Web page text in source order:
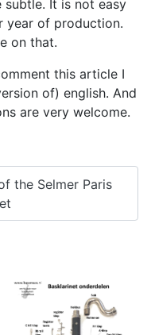
subtle. It is not easy
year of production.
on that.
this article I
of) english. And
are very welcome.
the Selmer Paris